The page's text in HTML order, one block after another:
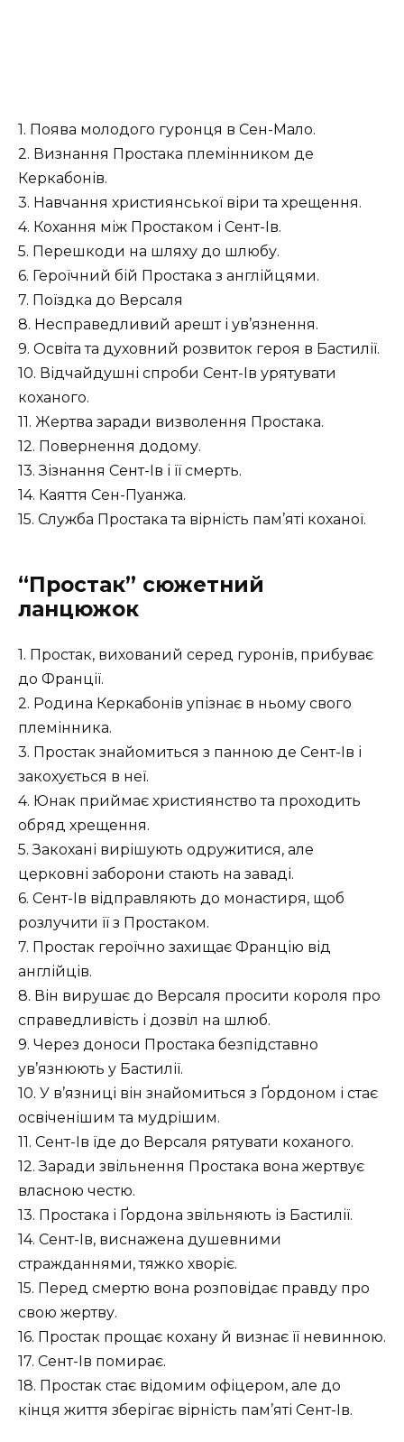
1. Поява молодого гуронця в Сен-Мало.
2. Визнання Простака племінником де
Керкабонів.
3. Навчання християнської віри та хрещення.
4. Кохання між Простаком і Сент-Ів.
5. Перешкоди на шляху до шлюбу.
6. Героїчний бій Простака з англійцями.
7. Поїздка до Версаля
8. Несправедливий арешт і ув’язнення.
9. Освіта та духовний розвиток героя в Бастилії.
10. Відчайдушні спроби Сент-Ів урятувати
коханого.
11. Жертва заради визволення Простака.
12. Повернення додому.
13. Зізнання Сент-Ів і її смерть.
14. Каяття Сен-Пуанжа.
15. Служба Простака та вірність пам’яті коханої.
“Простак” сюжетний
ланцюжок
1. Простак, вихований серед гуронів, прибуває
до Франції.
2. Родина Керкабонів упізнає в ньому свого
племінника.
3. Простак знайомиться з панною де Сент-Ів і
закохується в неї.
4. Юнак приймає християнство та проходить
обряд хрещення.
5. Закохані вирішують одружитися, але
церковні заборони стають на заваді.
6. Сент-Ів відправляють до монастиря, щоб
розлучити її з Простаком.
7. Простак героїчно захищає Францію від
англійців.
8. Він вирушає до Версаля просити короля про
справедливість і дозвіл на шлюб.
9. Через доноси Простака безпідставно
ув’язнюють у Бастилії.
10. У в’язниці він знайомиться з Ґордоном і стає
освіченішим та мудрішим.
11. Сент-Ів їде до Версаля рятувати коханого.
12. Заради звільнення Простака вона жертвує
власною честю.
13. Простака і Ґордона звільняють із Бастилії.
14. Сент-Ів, виснажена душевними
стражданнями, тяжко хворіє.
15. Перед смертю вона розповідає правду про
свою жертву.
16. Простак прощає кохану й визнає її невинною.
17. Сент-Ів помирає.
18. Простак стає відомим офіцером, але до
кінця життя зберігає вірність пам’яті Сент-Ів.